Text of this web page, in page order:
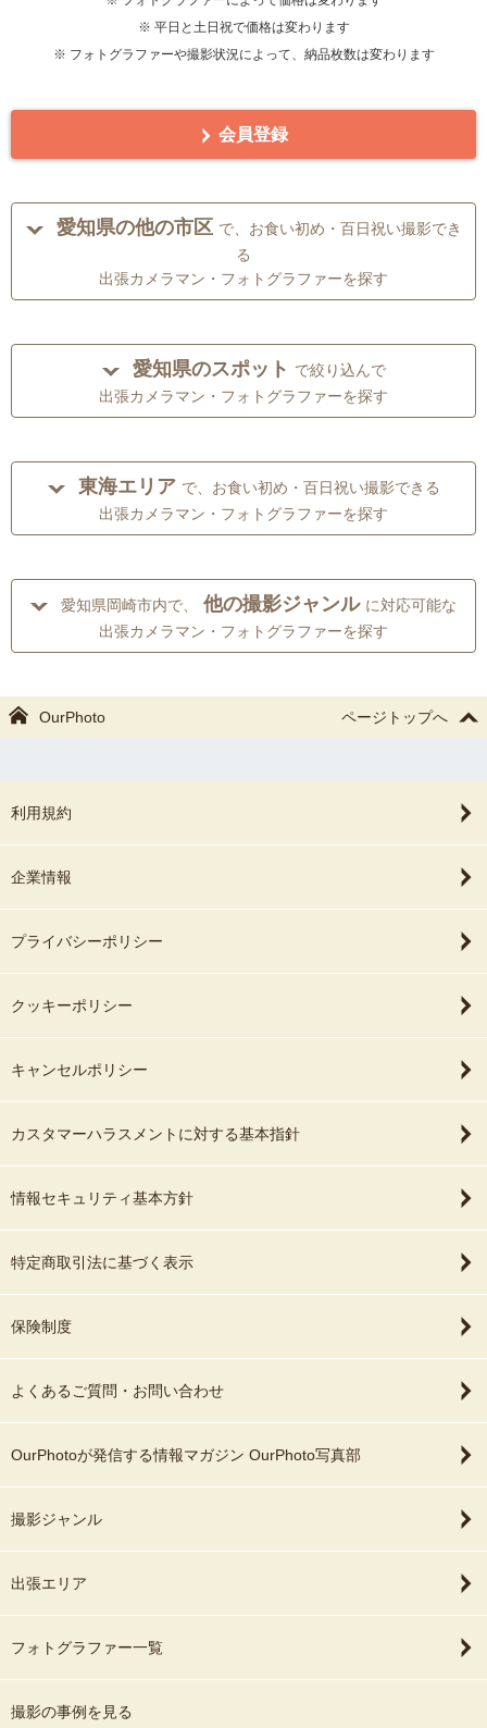
※ 平日と土日祝で価格は変わります
※ フォトグラファーや撮影状況によって、納品枚数は変わります
会員登録
愛知県の他の市区 で、お食い初め・百日祝い撮影でき
る
出張カメラマン・フォトグラファーを探す
愛知県のスポット で絞り込んで
出張カメラマン・フォトグラファーを探す
東海エリア で、お食い初め・百日祝い撮影できる
出張カメラマン・フォトグラファーを探す
愛知県岡崎市内で、 他の撮影ジャンル に対応可能な
出張カメラマン・フォトグラファーを探す
OurPhoto ページトップへ
利用規約
企業情報
プライバシーポリシー
クッキーポリシー
キャンセルポリシー
カスタマーハラスメントに対する基本指針
情報セキュリティ基本方針
特定商取引法に基づく表示
保険制度
よくあるご質問・お問い合わせ
OurPhotoが発信する情報マガジン OurPhoto写真部
撮影ジャンル
出張エリア
フォトグラファー一覧
撮影の事例を見る